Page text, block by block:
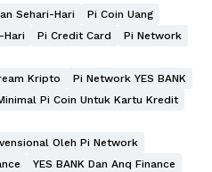
Sehari-Hari
Pi Coin Uang
Hari
Pi Credit Card
Pi Network
Kripto
Pi Network YES BANK
Pi Coin Untuk Kartu Kredit
Oleh Pi Network
YES BANK Dan Anq Finance